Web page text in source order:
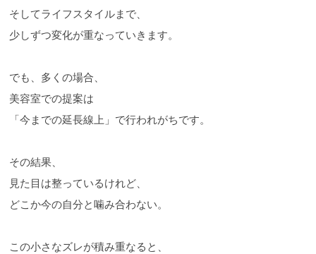
そしてライフスタイルまで、
少しずつ変化が重なっていきます。
でも、多くの場合、
美容室での提案は
「今までの延長線上」で行われがちです。
その結果、
見た目は整っているけれど、
どこか今の自分と噛み合わない。
この小さなズレが積み重なると、